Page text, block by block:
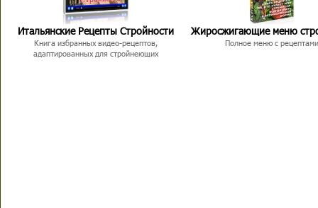
Итальянские Рецепты Стройности
Книга избранных видео-рецептов,
адаптированных для стройнеющих
Жиросжигающие меню
Полное меню с рецептами